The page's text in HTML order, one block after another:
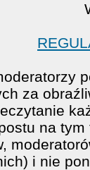
za
na
i nie